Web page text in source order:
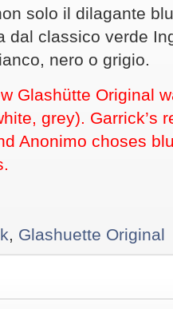
solo il dilagante
dal classico verde
nero o grigio.
Glashütte Original
grey). Garrick’s
Anonimo choses
Glashuette Original